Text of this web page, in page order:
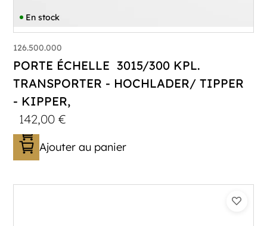
En stock
126.500.000
PORTE ÉCHELLE 3015/300 KPL.
TRANSPORTER - HOCHLADER/ TIPPER
- KIPPER,
142,00€
Ajouter au panier